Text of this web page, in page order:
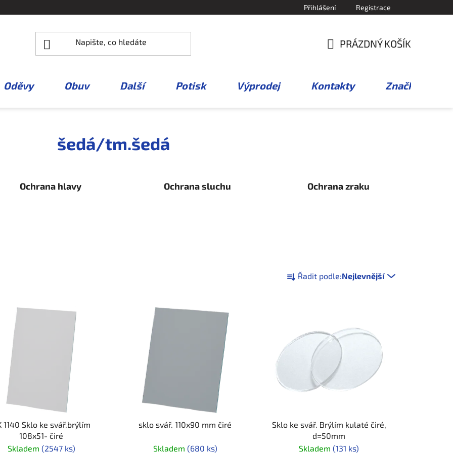
Přihlášení Registrace
KOŠÍK
PRÁZDNÝ KOŠÍK
Oděvy Obuv Další Potisk Výprodej Kontakty Značky
šedá/tm.šedá
Ochrana hlavy Ochrana sluchu Ochrana zraku
a
p
d
t
Řadit podle:Nejlevnější
1140 Sklo ke svář.brýlím
108x51- čiré
Skladem (2547 ks)
sklo svář. 110x90 mm čiré
Skladem (680 ks)
Sklo ke svář. Brýlím kulaté čiré,
d=50mm
Skladem(131 ks)